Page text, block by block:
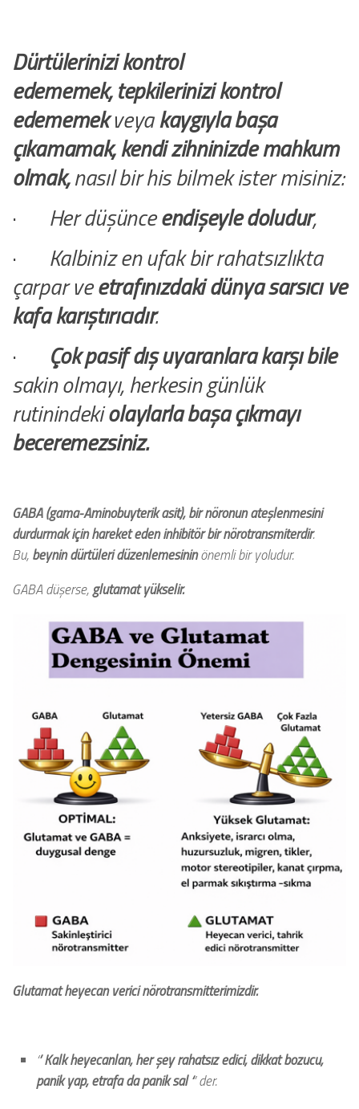
Dürtülerinizi kontrol
edememek, tepkilerinizi kontrol
edememek veyakaygıyla başa
çıkamamak, kendi zihninizde mahkum
olmak,nasıl bir his bilmek ister misiniz:
· Her düşünceendişeyle doludur,
· Kalbiniz en ufak bir rahatsızlıkta
çarpar veetrafınızdaki dünya sarsıcı ve
kafa karıştırıcıdır.
· Çok pasif dış uyaranlara karşı bile
sakin olmayı, herkesin günlük
rutinindekiolaylarla başa çıkmayı
beceremezsiniz.
GABA (gama-Aminobuyterik asit), bir nöronun ateşlenmesini
durdurmak için hareket eden inhibitör bir nörotransmiterdir.
Bu, beynin dürtüleri düzenlemesininönemli bir yoludur.
GABA düşerse, glutamat yükselir.
Glutamat heyecan verici nörotransmitterimizdir.
‘’ Kalk heyecanlan, her şey rahatsız edici, dikkat bozucu,
panik yap, etrafa da panik sal ‘’ der.